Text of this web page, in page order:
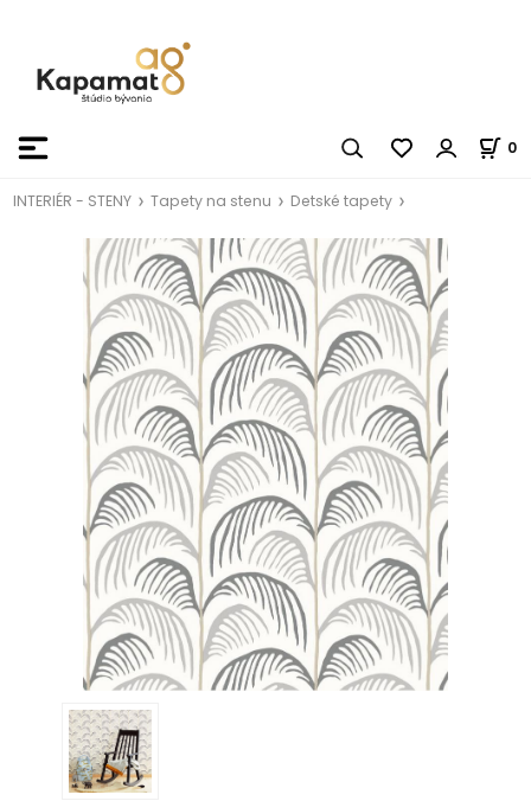
0
INTERIÉR - STENY Tapety na stenu Detské tapety